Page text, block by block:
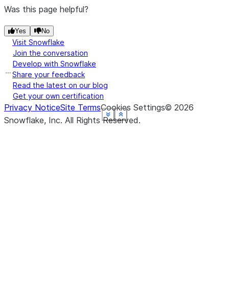
Show less
See more
Show less
See more
Show less
See more
Show less
See more
Show less
See more
Show less
See more
Was this page helpful?
Yes No
Visit Snowflake
Join the conversation
Develop with Snowflake
Share your feedback
Read the latest on our blog
Get your own certification
Privacy NoticeSite TermsCookies Settings© 2026
Snowflake, Inc. All Rights Reserved.